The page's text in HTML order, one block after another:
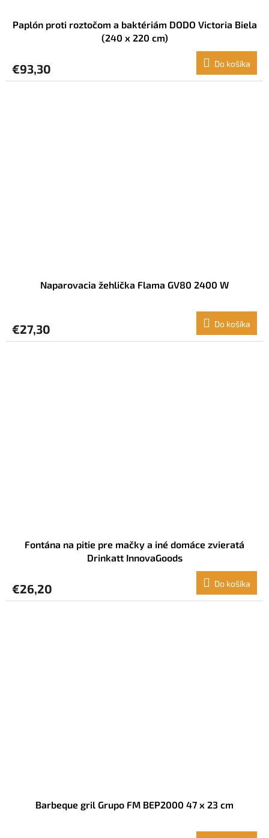
Paplón proti roztočom a baktériám DODO Victoria Biela
(240 x 220 cm)
€93,30 Do košíka
Naparovacia žehlička Flama GV80 2400 W
€27,30 Do košíka
Fontána na pitie pre mačky a iné domáce zvieratá
Drinkatt InnovaGoods
€26,20 Do košíka
Barbeque gril Grupo FM BEP2000 47 x 23 cm